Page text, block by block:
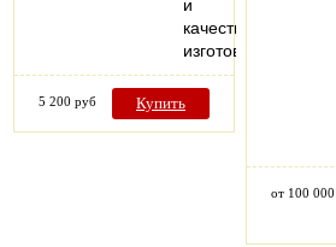
и
качеству
изготовления.
5 200 руб Купить
от 100